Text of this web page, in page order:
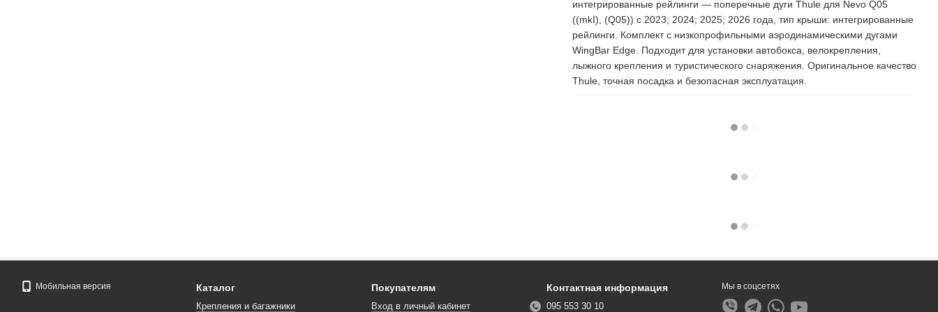
интегрированные рейлинги — поперечные дуги Thule для Nevo Q05
((mkI), (Q05)) с 2023; 2024; 2025; 2026 года, тип крыши: интегрированные
рейлинги. Комплект с низкопрофильными аэродинамическими дугами
WingBar Edge. Подходит для установки автобокса, велокрепления,
лыжного крепления и туристического снаряжения. Оригинальное качество
Thule, точная посадка и безопасная эксплуатация.
Мобильная версия Каталог
Крепления и багажники
Покупателям
Вход в личный кабинет
Контактная информация
095 553 30 10
Мы в соцсетях